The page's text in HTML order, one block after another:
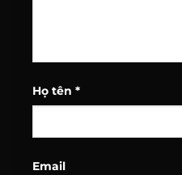
Họ tên *
Email